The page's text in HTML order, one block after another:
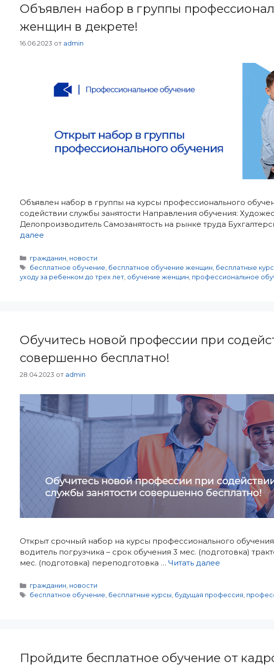
Объявлен набор в группы
женщин в декрете!
16.06.2023 от admin
Объявлен набор в группы на курсы профессионального
содействии службы занятости Направления обучения:
Делопроизводитель Самозанятость на рынке труда
далее
Рубрики
гражданин новости
Метки
бесплатное обучение бесплатное обучение женщин бесплатные
уходу за ребенком до трех лет обучение женщин профессиональное
Обучитесь новой профессии при
совершенно бесплатно!
28.04.2023 от admin
Открыт срочный набор на курсы профессионального
водитель погрузчика – срок обучения 3 мес. (подготовка)
мес. (подготовка) переподготовка … Читать далее
Рубрики
гражданин, новости
Метки
бесплатное обучение, бесплатные курсы, будущая профессия,
Пройдите бесплатное обучение от